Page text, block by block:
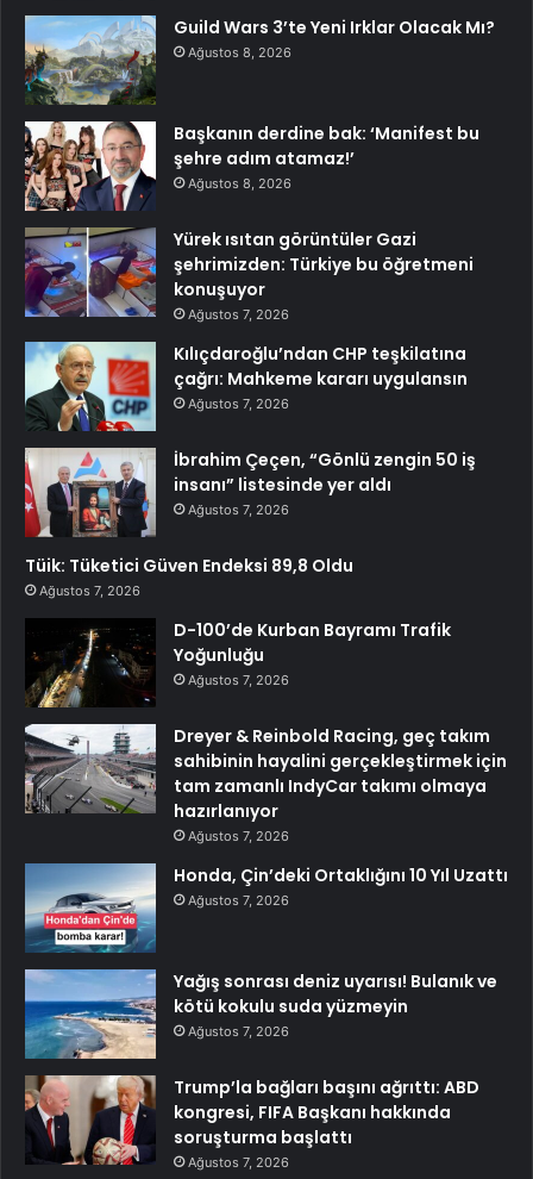
Guild Wars 3’te Yeni Irklar Olacak Mı?
Ağustos 8, 2026
Başkanın derdine bak: ‘Manifest bu
şehre adım atamaz!’
Ağustos 8, 2026
Yürek ısıtan görüntüler Gazi
şehrimizden: Türkiye bu öğretmeni
konuşuyor
Ağustos 7, 2026
Kılıçdaroğlu’ndan CHP teşkilatına
çağrı: Mahkeme kararı uygulansın
Ağustos 7, 2026
İbrahim Çeçen, “Gönlü zengin 50 iş
insanı” listesinde yer aldı
Ağustos 7, 2026
Tüik: Tüketici Güven Endeksi 89,8 Oldu
Ağustos 7, 2026
D-100’de Kurban Bayramı Trafik
Yoğunluğu
Ağustos 7, 2026
Dreyer & Reinbold Racing, geç takım
sahibinin hayalini gerçekleştirmek için
tam zamanlı IndyCar takımı olmaya
hazırlanıyor
Ağustos 7, 2026
Honda, Çin’deki Ortaklığını 10 Yıl Uzattı
Ağustos 7, 2026
Yağış sonrası deniz uyarısı! Bulanık ve
kötü kokulu suda yüzmeyin
Ağustos 7, 2026
Trump’la bağları başını ağrıttı: ABD
kongresi, FIFA Başkanı hakkında
soruşturma başlattı
Ağustos 7, 2026